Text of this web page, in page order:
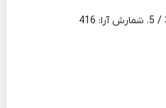
/ 5. شمارش آرا: 416